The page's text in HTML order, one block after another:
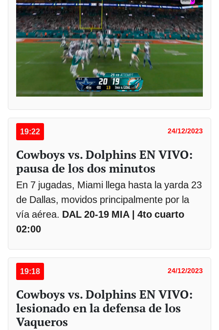
19:22 24/12/2023
Cowboys vs. Dolphins EN VIVO:
pausa de los dos minutos
En 7 jugadas, Miami llega hasta la yarda 23
de Dallas, movidos principalmente por la
vía aérea. DAL 20-19 MIA | 4to cuarto
02:00
19:18 24/12/2023
Cowboys vs. Dolphins EN VIVO:
lesionado en la defensa de los
Vaqueros